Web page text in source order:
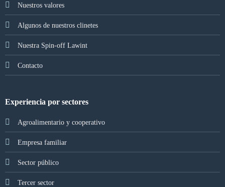
Nuestros valores
Algunos de nuestros clinetes
Nuestra Spin-off Lawint
Contacto
Experiencia por sectores
Agroalimentario y cooperativo
Empresa familiar
Sector público
Tercer sector